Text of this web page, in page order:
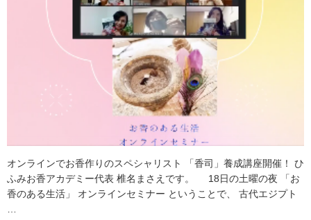
オンラインでお香作りのスペシャリスト 「香司」養成講座開催！ ひ
ふみお香アカデミー代表 椎名まさえです。 18日の土曜の夜 「お
香のある生活」 オンラインセミナー ということで、 古代エジプト
…